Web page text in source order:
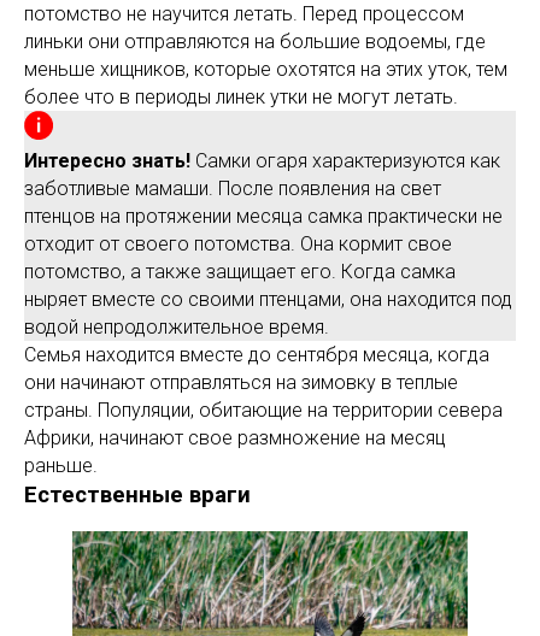
потомство не научится летать. Перед процессом
линьки они отправляются на большие водоемы, где
меньше хищников, которые охотятся на этих уток, тем
более что в периоды линек утки не могут летать.
Интересно знать! Самки огаря характеризуются как
заботливые мамаши. После появления на свет
птенцов на протяжении месяца самка практически не
отходит от своего потомства. Она кормит свое
потомство, а также защищает его. Когда самка
ныряет вместе со своими птенцами, она находится под
водой непродолжительное время.
Семья находится вместе до сентября месяца, когда
они начинают отправляться на зимовку в теплые
страны. Популяции, обитающие на территории севера
Африки, начинают свое размножение на месяц
раньше.
Естественные враги